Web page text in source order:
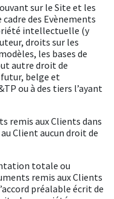
sur le Site et les
des Evènements
intellectuelle (y
droits sur les
les bases de
autre droit de
belge et
ou à des tiers l’ayant
remis aux Clients dans
Client aucun droit de
totale ou
remis aux Clients
préalable écrit de